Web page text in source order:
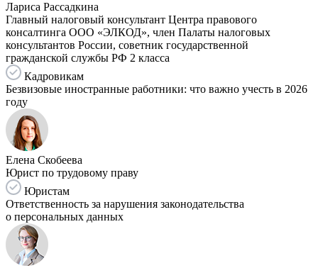
Лариса Рассадкина
Главный налоговый консультант Центра правового
консалтинга ООО «ЭЛКОД», член Палаты налоговых
консультантов России, советник государственной
гражданской службы РФ 2 класса
Кадровикам
Безвизовые иностранные работники: что важно учесть в 2026
году
Елена Скобеева
Юрист по трудовому праву
Юристам
Ответственность за нарушения законодательства
о персональных данных